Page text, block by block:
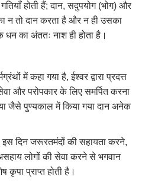
होती हैं; दान, सदुपयोग (भोग) और
न तो दान करता है और न ही उसका
का अंततः नाश ही होता है।
में कहा गया है, ईश्वर द्वारा प्रदत्त
और परोपकार के लिए समर्पित करना
जैसे पुण्यकाल में किया गया दान अनेक
इस दिन जरूरतमंदों की सहायता करने,
लोगों की सेवा करने से भगवान
कृपा प्राप्त होती है।